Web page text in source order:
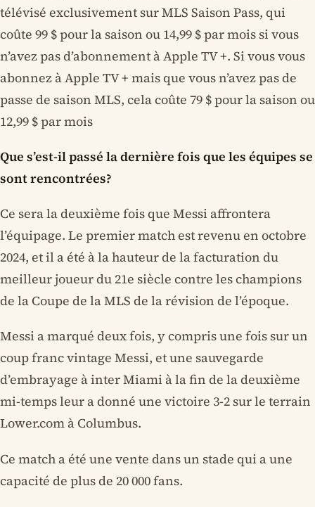
télévisé exclusivement sur MLS Saison Pass, qui
coûte 99 $ pour la saison ou 14,99 $ par mois si vous
n’avez pas d’abonnement à Apple TV +. Si vous vous
abonnez à Apple TV + mais que vous n’avez pas de
passe de saison MLS, cela coûte 79 $ pour la saison ou
12,99 $ par mois
Que s’est-il passé la dernière fois que les équipes se
sont rencontrées?
Ce sera la deuxième fois que Messi affrontera
l’équipage. Le premier match est revenu en octobre
2024, et il a été à la hauteur de la facturation du
meilleur joueur du 21e siècle contre les champions
de la Coupe de la MLS de la révision de l’époque.
Messi a marqué deux fois, y compris une fois sur un
coup franc vintage Messi, et une sauvegarde
d’embrayage à inter Miami à la fin de la deuxième
mi-temps leur a donné une victoire 3-2 sur le terrain
Lower.com à Columbus.
Ce match a été une vente dans un stade qui a une
capacité de plus de 20 000 fans.